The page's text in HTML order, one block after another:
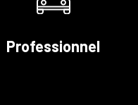
Professionnel